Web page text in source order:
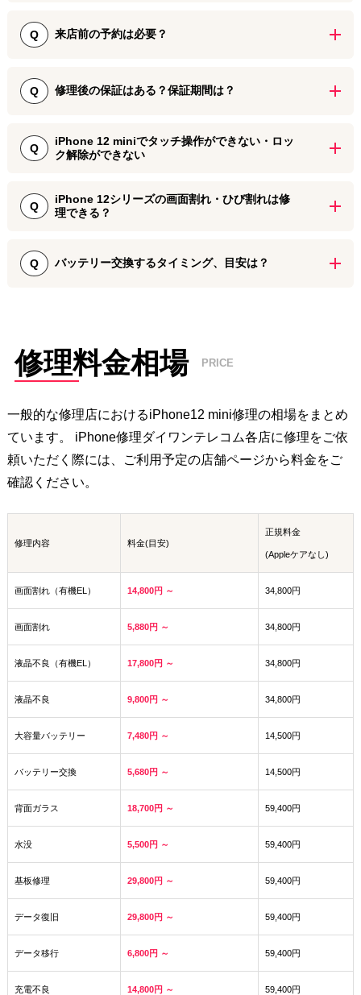
地面に落として割ってしまった際などにはiPhone修理ダイワンテレ
コムをぜひご活用ください。
ただし、iPhone 12 miniは比較的新しい機種となっておりますため、
修理部品の在庫が確保できていない場合がございます。お急ぎの際
で端末をお返しいたします。
プが取れていないという方でもご安心して修理をご依頼ください。
Q 来店前の予約は必要？
しかしながら、iPhone 12 miniは比較的新しい機種となっております
お急ぎの際にはあらかじめお問い合わせいただけますとスムーズに
修理をご案内することができます。
また、店舗によってはWeb予約による割引サービスをご用意してお
りますので、ぜひご活用ください。
Q 修理後の保証はある？保証期間は？
て90日間～180日間の保証期間をお付けしております。
すが、万が一修理後に初期不良と思われる症状が発生した場合に
は、無償で再修理いたします。
Q
iPhone 12 miniでタッチ操作ができない・ロッ
ク解除ができない
ードが入力できずロック解除ができない、といった症状が知られて
います。
保護フィルムやスマホカバーに干渉していることが原因となってお
ります。
Q
iPhone 12シリーズの画面割れ・ひび割れは修
理できる？
れ・液晶不良といった画面パネルの故障は、iPhone修理ダイワンテ
レコムなら修理対応が可能です。
Q バッテリー交換するタイミング、目安は？
が多くなっています。そのため、バッテリーが劣化したと感じたタ
イミングでバッテリー交換するのがオススメです。
修理料金相場 PRICE
一般的な修理店におけるiPhone12 mini修理の相場をまとめ
ています。 iPhone修理ダイワンテレコム各店に修理をご依
頼いただく際には、ご利用予定の店舗ページから料金をご
確認ください。
修理内容 料金(目安)
正規料金
(Appleケアなし)
画面割れ（有機EL） 14,800円 ～ 34,800円
画面割れ 5,880円 ～ 34,800円
液晶不良（有機EL） 17,800円 ～ 34,800円
液晶不良 9,800円 ～ 34,800円
大容量バッテリー 7,480円 ～ 14,500円
バッテリー交換 5,680円 ～ 14,500円
背面ガラス 18,700円 ～ 59,400円
水没 5,500円 ～ 59,400円
基板修理 29,800円 ～ 59,400円
データ復旧 29,800円 ～ 59,400円
データ移行 6,800円 ～ 59,400円
充電不良 14,800円 ～ 59,400円